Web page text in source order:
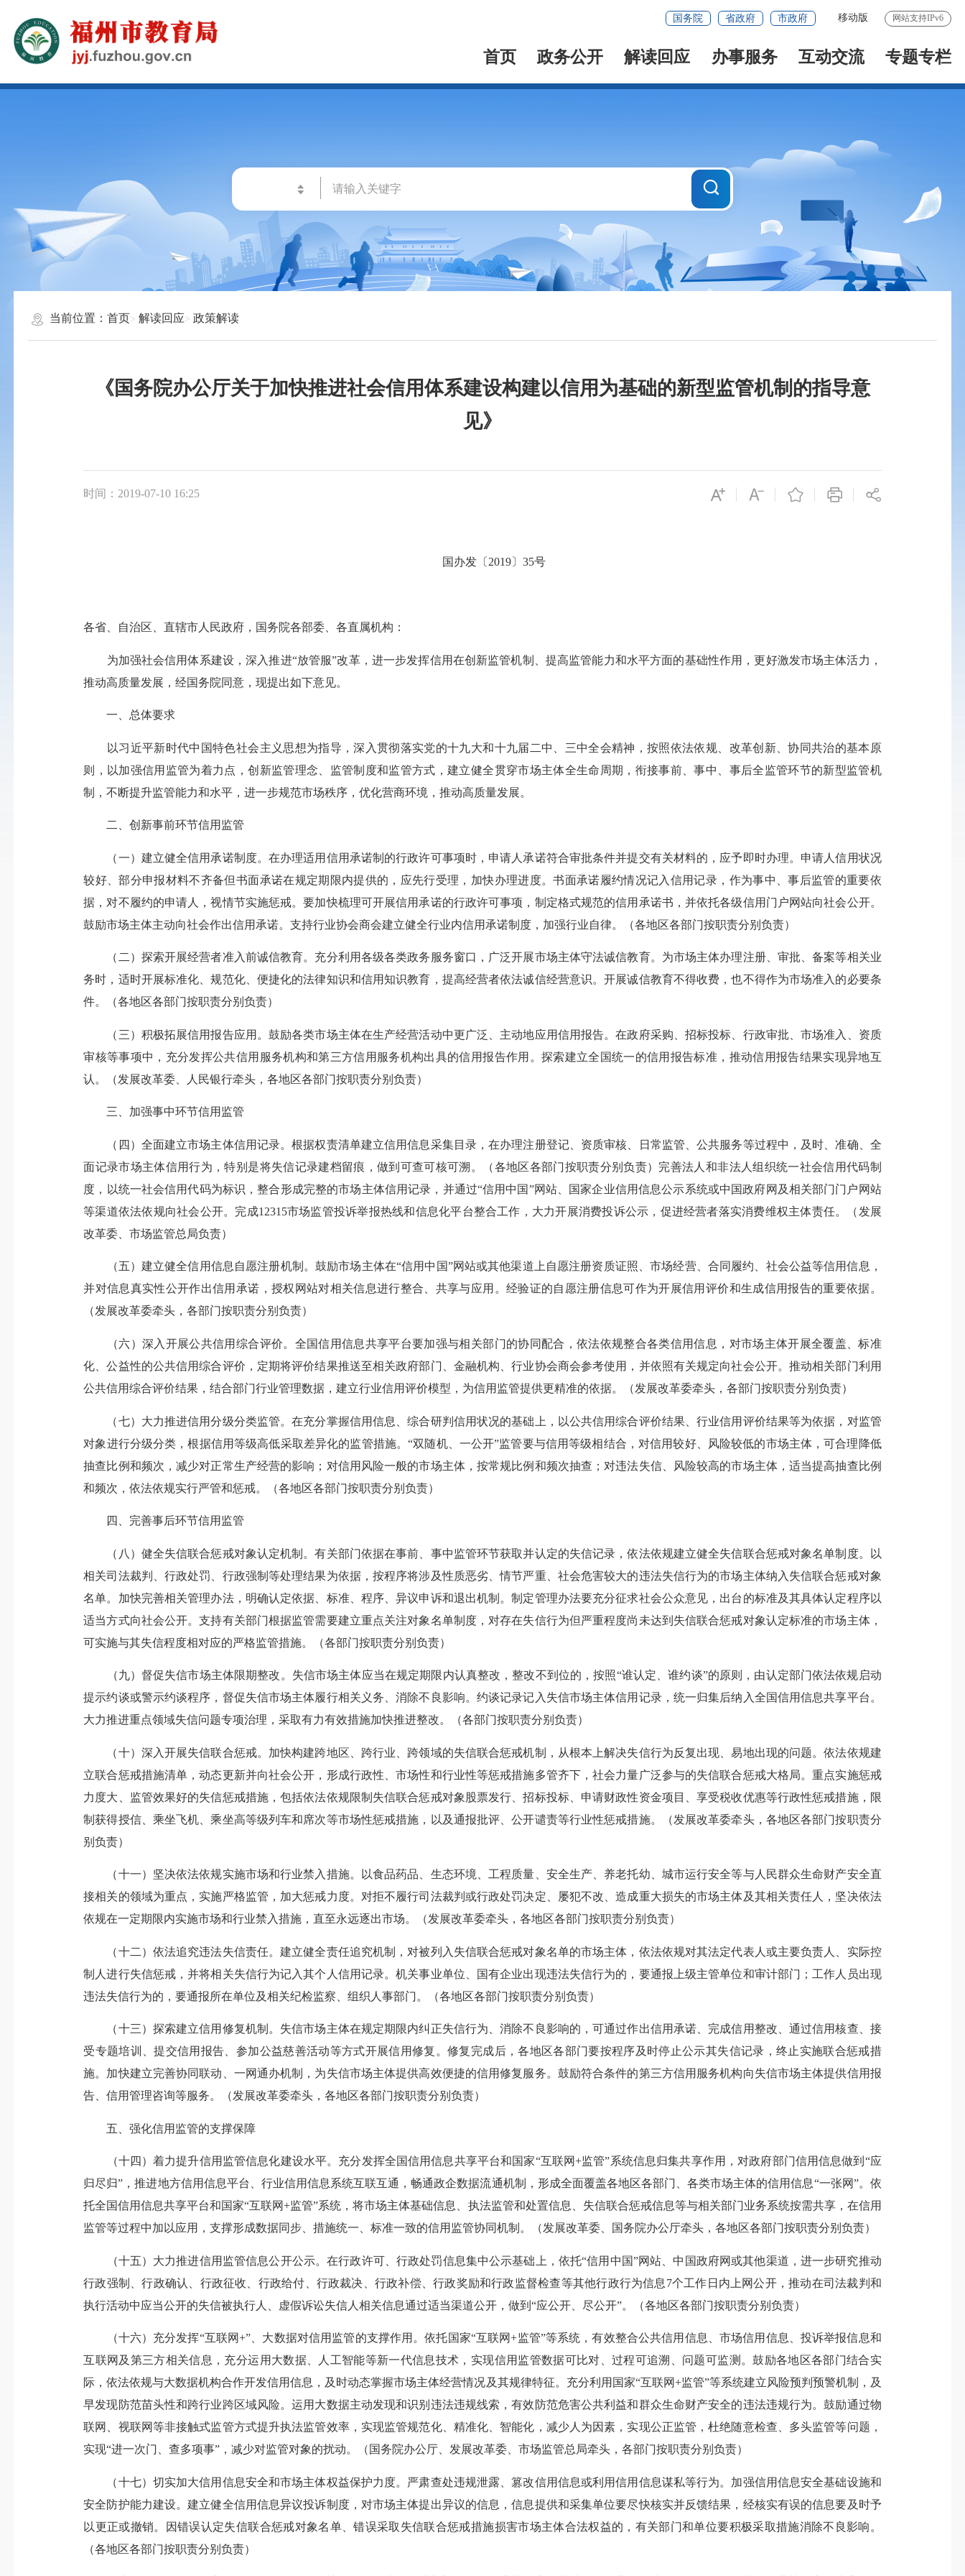
国务院 省政府 市政府 移动版 网站支持IPv6
首页 政务公开 解读回应 办事服务 互动交流 专题专栏
当前位置：首页 解读回应 政策解读
《国务院办公厅关于加快推进社会信用体系建设构建以信用为基础的新型监管机制的指导意
见》
时间：2019-07-10 16:25
国办发〔2019〕35号
各省、自治区、直辖市人民政府，国务院各部委、各直属机构：
为加强社会信用体系建设，深入推进“放管服”改革，进一步发挥信用在创新监管机制、提高监管能力和水平方面的基础性作用，更好激发市场主体活力，
推动高质量发展，经国务院同意，现提出如下意见。
一、总体要求
以习近平新时代中国特色社会主义思想为指导，深入贯彻落实党的十九大和十九届二中、三中全会精神，按照依法依规、改革创新、协同共治的基本原
则，以加强信用监管为着力点，创新监管理念、监管制度和监管方式，建立健全贯穿市场主体全生命周期，衔接事前、事中、事后全监管环节的新型监管机
制，不断提升监管能力和水平，进一步规范市场秩序，优化营商环境，推动高质量发展。
二、创新事前环节信用监管
（一）建立健全信用承诺制度。在办理适用信用承诺制的行政许可事项时，申请人承诺符合审批条件并提交有关材料的，应予即时办理。申请人信用状况
较好、部分申报材料不齐备但书面承诺在规定期限内提供的，应先行受理，加快办理进度。书面承诺履约情况记入信用记录，作为事中、事后监管的重要依
据，对不履约的申请人，视情节实施惩戒。要加快梳理可开展信用承诺的行政许可事项，制定格式规范的信用承诺书，并依托各级信用门户网站向社会公开。
鼓励市场主体主动向社会作出信用承诺。支持行业协会商会建立健全行业内信用承诺制度，加强行业自律。（各地区各部门按职责分别负责）
（二）探索开展经营者准入前诚信教育。充分利用各级各类政务服务窗口，广泛开展市场主体守法诚信教育。为市场主体办理注册、审批、备案等相关业
务时，适时开展标准化、规范化、便捷化的法律知识和信用知识教育，提高经营者依法诚信经营意识。开展诚信教育不得收费，也不得作为市场准入的必要条
件。（各地区各部门按职责分别负责）
（三）积极拓展信用报告应用。鼓励各类市场主体在生产经营活动中更广泛、主动地应用信用报告。在政府采购、招标投标、行政审批、市场准入、资质
审核等事项中，充分发挥公共信用服务机构和第三方信用服务机构出具的信用报告作用。探索建立全国统一的信用报告标准，推动信用报告结果实现异地互
认。（发展改革委、人民银行牵头，各地区各部门按职责分别负责）
三、加强事中环节信用监管
（四）全面建立市场主体信用记录。根据权责清单建立信用信息采集目录，在办理注册登记、资质审核、日常监管、公共服务等过程中，及时、准确、全
面记录市场主体信用行为，特别是将失信记录建档留痕，做到可查可核可溯。（各地区各部门按职责分别负责）完善法人和非法人组织统一社会信用代码制
度，以统一社会信用代码为标识，整合形成完整的市场主体信用记录，并通过“信用中国”网站、国家企业信用信息公示系统或中国政府网及相关部门门户网站
等渠道依法依规向社会公开。完成12315市场监管投诉举报热线和信息化平台整合工作，大力开展消费投诉公示，促进经营者落实消费维权主体责任。（发展
改革委、市场监管总局负责）
（五）建立健全信用信息自愿注册机制。鼓励市场主体在“信用中国”网站或其他渠道上自愿注册资质证照、市场经营、合同履约、社会公益等信用信息，
并对信息真实性公开作出信用承诺，授权网站对相关信息进行整合、共享与应用。经验证的自愿注册信息可作为开展信用评价和生成信用报告的重要依据。
（发展改革委牵头，各部门按职责分别负责）
（六）深入开展公共信用综合评价。全国信用信息共享平台要加强与相关部门的协同配合，依法依规整合各类信用信息，对市场主体开展全覆盖、标准
化、公益性的公共信用综合评价，定期将评价结果推送至相关政府部门、金融机构、行业协会商会参考使用，并依照有关规定向社会公开。推动相关部门利用
公共信用综合评价结果，结合部门行业管理数据，建立行业信用评价模型，为信用监管提供更精准的依据。（发展改革委牵头，各部门按职责分别负责）
（七）大力推进信用分级分类监管。在充分掌握信用信息、综合研判信用状况的基础上，以公共信用综合评价结果、行业信用评价结果等为依据，对监管
对象进行分级分类，根据信用等级高低采取差异化的监管措施。“双随机、一公开”监管要与信用等级相结合，对信用较好、风险较低的市场主体，可合理降低
抽查比例和频次，减少对正常生产经营的影响；对信用风险一般的市场主体，按常规比例和频次抽查；对违法失信、风险较高的市场主体，适当提高抽查比例
和频次，依法依规实行严管和惩戒。（各地区各部门按职责分别负责）
四、完善事后环节信用监管
（八）健全失信联合惩戒对象认定机制。有关部门依据在事前、事中监管环节获取并认定的失信记录，依法依规建立健全失信联合惩戒对象名单制度。以
相关司法裁判、行政处罚、行政强制等处理结果为依据，按程序将涉及性质恶劣、情节严重、社会危害较大的违法失信行为的市场主体纳入失信联合惩戒对象
名单。加快完善相关管理办法，明确认定依据、标准、程序、异议申诉和退出机制。制定管理办法要充分征求社会公众意见，出台的标准及其具体认定程序以
适当方式向社会公开。支持有关部门根据监管需要建立重点关注对象名单制度，对存在失信行为但严重程度尚未达到失信联合惩戒对象认定标准的市场主体，
可实施与其失信程度相对应的严格监管措施。（各部门按职责分别负责）
（九）督促失信市场主体限期整改。失信市场主体应当在规定期限内认真整改，整改不到位的，按照“谁认定、谁约谈”的原则，由认定部门依法依规启动
提示约谈或警示约谈程序，督促失信市场主体履行相关义务、消除不良影响。约谈记录记入失信市场主体信用记录，统一归集后纳入全国信用信息共享平台。
大力推进重点领域失信问题专项治理，采取有力有效措施加快推进整改。（各部门按职责分别负责）
（十）深入开展失信联合惩戒。加快构建跨地区、跨行业、跨领域的失信联合惩戒机制，从根本上解决失信行为反复出现、易地出现的问题。依法依规建
立联合惩戒措施清单，动态更新并向社会公开，形成行政性、市场性和行业性等惩戒措施多管齐下，社会力量广泛参与的失信联合惩戒大格局。重点实施惩戒
力度大、监管效果好的失信惩戒措施，包括依法依规限制失信联合惩戒对象股票发行、招标投标、申请财政性资金项目、享受税收优惠等行政性惩戒措施，限
制获得授信、乘坐飞机、乘坐高等级列车和席次等市场性惩戒措施，以及通报批评、公开谴责等行业性惩戒措施。（发展改革委牵头，各地区各部门按职责分
别负责）
（十一）坚决依法依规实施市场和行业禁入措施。以食品药品、生态环境、工程质量、安全生产、养老托幼、城市运行安全等与人民群众生命财产安全直
接相关的领域为重点，实施严格监管，加大惩戒力度。对拒不履行司法裁判或行政处罚决定、屡犯不改、造成重大损失的市场主体及其相关责任人，坚决依法
依规在一定期限内实施市场和行业禁入措施，直至永远逐出市场。（发展改革委牵头，各地区各部门按职责分别负责）
（十二）依法追究违法失信责任。建立健全责任追究机制，对被列入失信联合惩戒对象名单的市场主体，依法依规对其法定代表人或主要负责人、实际控
制人进行失信惩戒，并将相关失信行为记入其个人信用记录。机关事业单位、国有企业出现违法失信行为的，要通报上级主管单位和审计部门；工作人员出现
违法失信行为的，要通报所在单位及相关纪检监察、组织人事部门。（各地区各部门按职责分别负责）
（十三）探索建立信用修复机制。失信市场主体在规定期限内纠正失信行为、消除不良影响的，可通过作出信用承诺、完成信用整改、通过信用核查、接
受专题培训、提交信用报告、参加公益慈善活动等方式开展信用修复。修复完成后，各地区各部门要按程序及时停止公示其失信记录，终止实施联合惩戒措
施。加快建立完善协同联动、一网通办机制，为失信市场主体提供高效便捷的信用修复服务。鼓励符合条件的第三方信用服务机构向失信市场主体提供信用报
告、信用管理咨询等服务。（发展改革委牵头，各地区各部门按职责分别负责）
五、强化信用监管的支撑保障
（十四）着力提升信用监管信息化建设水平。充分发挥全国信用信息共享平台和国家“互联网+监管”系统信息归集共享作用，对政府部门信用信息做到“应
归尽归”，推进地方信用信息平台、行业信用信息系统互联互通，畅通政企数据流通机制，形成全面覆盖各地区各部门、各类市场主体的信用信息“一张网”。依
托全国信用信息共享平台和国家“互联网+监管”系统，将市场主体基础信息、执法监管和处置信息、失信联合惩戒信息等与相关部门业务系统按需共享，在信用
监管等过程中加以应用，支撑形成数据同步、措施统一、标准一致的信用监管协同机制。（发展改革委、国务院办公厅牵头，各地区各部门按职责分别负责）
（十五）大力推进信用监管信息公开公示。在行政许可、行政处罚信息集中公示基础上，依托“信用中国”网站、中国政府网或其他渠道，进一步研究推动
行政强制、行政确认、行政征收、行政给付、行政裁决、行政补偿、行政奖励和行政监督检查等其他行政行为信息7个工作日内上网公开，推动在司法裁判和
执行活动中应当公开的失信被执行人、虚假诉讼失信人相关信息通过适当渠道公开，做到“应公开、尽公开”。（各地区各部门按职责分别负责）
（十六）充分发挥“互联网+”、大数据对信用监管的支撑作用。依托国家“互联网+监管”等系统，有效整合公共信用信息、市场信用信息、投诉举报信息和
互联网及第三方相关信息，充分运用大数据、人工智能等新一代信息技术，实现信用监管数据可比对、过程可追溯、问题可监测。鼓励各地区各部门结合实
际，依法依规与大数据机构合作开发信用信息，及时动态掌握市场主体经营情况及其规律特征。充分利用国家“互联网+监管”等系统建立风险预判预警机制，及
早发现防范苗头性和跨行业跨区域风险。运用大数据主动发现和识别违法违规线索，有效防范危害公共利益和群众生命财产安全的违法违规行为。鼓励通过物
联网、视联网等非接触式监管方式提升执法监管效率，实现监管规范化、精准化、智能化，减少人为因素，实现公正监管，杜绝随意检查、多头监管等问题，
实现“进一次门、查多项事”，减少对监管对象的扰动。（国务院办公厅、发展改革委、市场监管总局牵头，各部门按职责分别负责）
（十七）切实加大信用信息安全和市场主体权益保护力度。严肃查处违规泄露、篡改信用信息或利用信用信息谋私等行为。加强信用信息安全基础设施和
安全防护能力建设。建立健全信用信息异议投诉制度，对市场主体提出异议的信息，信息提供和采集单位要尽快核实并反馈结果，经核实有误的信息要及时予
以更正或撤销。因错误认定失信联合惩戒对象名单、错误采取失信联合惩戒措施损害市场主体合法权益的，有关部门和单位要积极采取措施消除不良影响。
（各地区各部门按职责分别负责）